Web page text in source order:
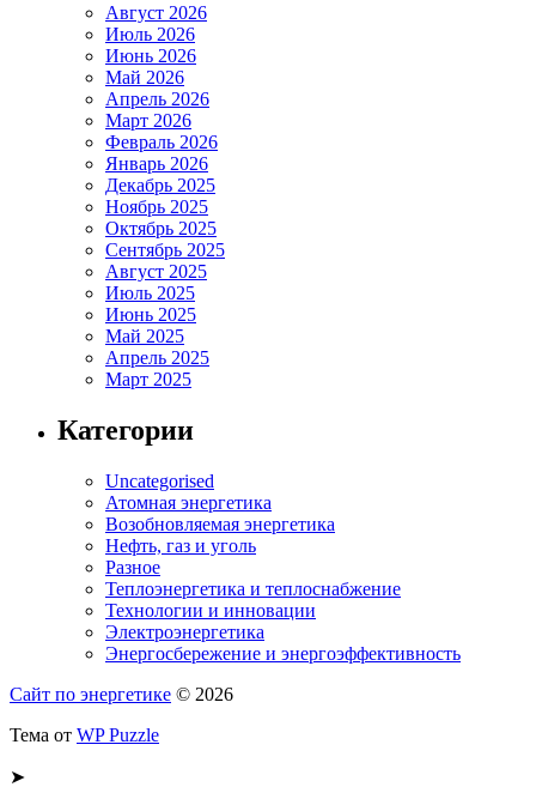
Август 2026
Июль 2026
Июнь 2026
Май 2026
Апрель 2026
Март 2026
Февраль 2026
Январь 2026
Декабрь 2025
Ноябрь 2025
Октябрь 2025
Сентябрь 2025
Август 2025
Июль 2025
Июнь 2025
Май 2025
Апрель 2025
Март 2025
Категории
Uncategorised
Атомная энергетика
Возобновляемая энергетика
Нефть, газ и уголь
Разное
Теплоэнергетика и теплоснабжение
Технологии и инновации
Электроэнергетика
Энергосбережение и энергоэффективность
Сайт по энергетике © 2026
Тема от WP Puzzle
➤